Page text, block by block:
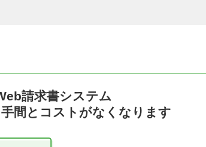
請求書システム
間とコストがなくなります